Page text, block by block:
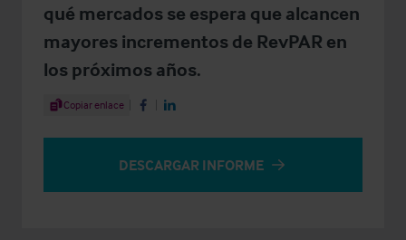
qué mercados se espera que alcancen
mayores incrementos de RevPAR en
los próximos años.
Share Article
Copiar enlace Share on Facebook
Share on LinkedIn
DESCARGAR INFORME